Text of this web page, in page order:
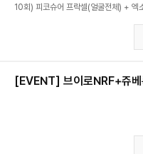
[EVENT] 브이로NRF+쥬베